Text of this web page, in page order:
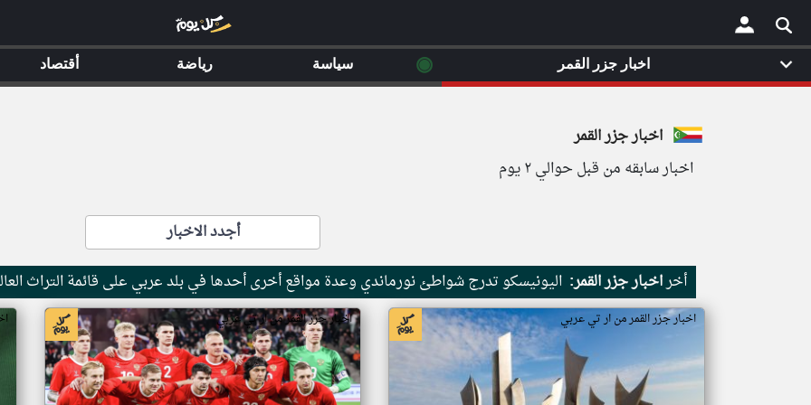
×
اخبار جزر القمر
اخبار سابقه من قبل حوالي ٢ يوم
أجدد الاخبار
أخراخبار جزر القمر: اليونيسكو تدرج شواطئ نورماندي وعدة مواقع أخرى أحدها في بلد عربي على قائمة التراث
اخبار جزر القمر من ار تي عربي اخبار جزر القمر من ار تي عربي
اخبار جزر القمر ◉ سياسة رياضة أقتصاد